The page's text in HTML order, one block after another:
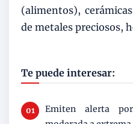
(alimentos),
de metales preciosos,
Te puede interesar:
Emiten alerta